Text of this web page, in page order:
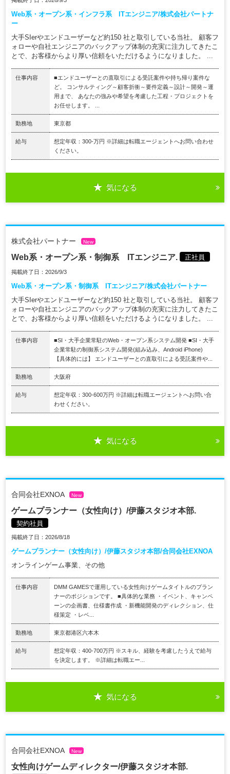
Web系・オープン系・インフラ系 ITエンジニア/株式会社パートナ
ー
大手SIerやエンドユーザーなど約150 社と取引している当社。 顧客フ
ォローや自社エンジニアのバックアップ体制の充実に注力してきたこ
とで、お客様からより厚い信頼をいただけるようになりました。 ...
仕事内容
■エンドユーザーとの直取引による受託案件や持ち帰り案件な
ど。 コンサルティング～顧客折衝～要件定義～設計～開発～運
用まで、 あなたの強みや希望を考慮した工程・プロジェクトを
お任せします。 ...
勤務地 東京都
給与
想定年収：300-万円 ※詳細は転職エージェントへお問い合わせ
ください。
気になる
株式会社パートナー New
Web系・オープン系・制御系 ITエンジニア. 正社員
掲載終了日：2026/9/3
Web系・オープン系・制御系 ITエンジニア/株式会社パートナー
大手SIerやエンドユーザーなど約150 社と取引している当社。 顧客フ
ォローや自社エンジニアのバックアップ体制の充実に注力してきたこ
とで、お客様からより厚い信頼をいただけるようになりました。 ...
仕事内容
■SI・大手企業常駐のWeb・オープン系システム開発 ■SI・大手
企業常駐の制御系システム開発(組み込み、Android iPhone)
【具体的には】 エンドユーザーとの直取引による受託案件や...
勤務地 大阪府
給与
想定年収：300-600万円 ※詳細は転職エージェントへお問い合
わせください。
気になる
合同会社EXNOA New
ゲームプランナー（女性向け）/伊藤スタジオ本部.
契約社員
掲載終了日：2026/8/18
ゲームプランナー（女性向け）/伊藤スタジオ本部/合同会社EXNOA
オンラインゲーム事業、その他
仕事内容
DMM GAMESで運用している女性向けゲームタイトルのプラン
ナーのポジションです。 ■具体的な業務 ・イベント、キャンペ
ーンの企画書、仕様書作成 ・新機能開発のディレクション、仕
様策定 ・レベ...
勤務地 東京都港区六本木
給与
想定年収：400-700万円 ※スキル、経験を考慮したうえで給与
を決定します。 ※詳細は転職エー...
気になる
合同会社EXNOA New
女性向けゲームディレクター/伊藤スタジオ本部.